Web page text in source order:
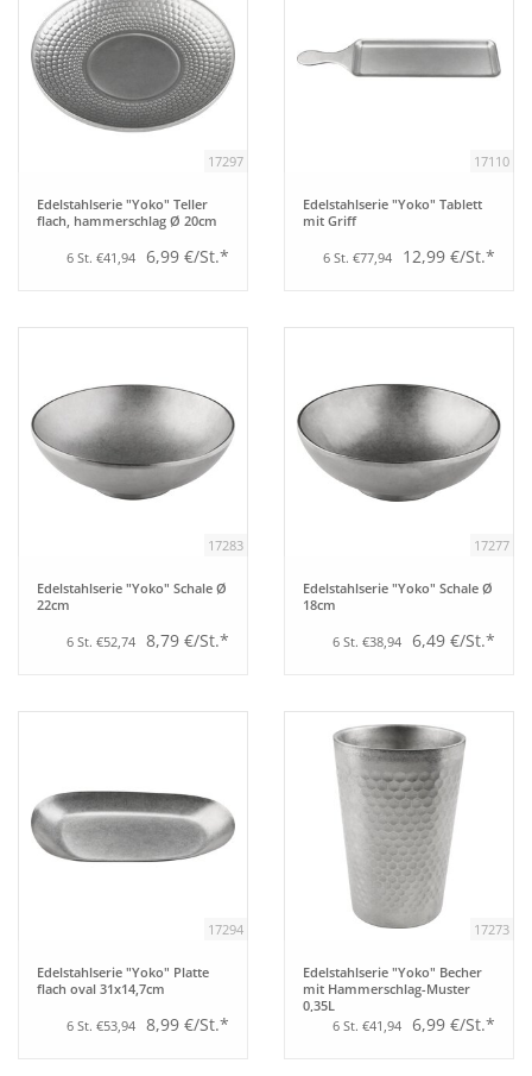
17297
Edelstahlserie "Yoko" Teller
flach, hammerschlag Ø 20cm
6 St. €41,94 6,99 €/St.*
17110
Edelstahlserie "Yoko" Tablett
mit Griff
6 St. €77,94 12,99 €/St.*
17283
Edelstahlserie "Yoko" Schale Ø
22cm
6 St. €52,74 8,79 €/St.*
17277
Edelstahlserie "Yoko" Schale Ø
18cm
6 St. €38,94 6,49 €/St.*
17294
Edelstahlserie "Yoko" Platte
flach oval 31x14,7cm
6 St. €53,94 8,99 €/St.*
17273
Edelstahlserie "Yoko" Becher
mit Hammerschlag-Muster
0,35L
6 St. €41,94 6,99 €/St.*